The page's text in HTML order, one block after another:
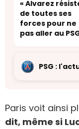
« Alvarez
de toutes ses
forces pour ne
pas aller au
PSG :
Paris voit ainsi
dit, même si